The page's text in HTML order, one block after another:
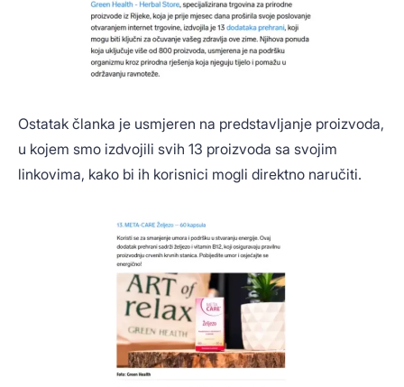
Ostatak članka je usmjeren na predstavljanje proizvoda,
u kojem smo izdvojili svih 13 proizvoda sa svojim
linkovima, kako bi ih korisnici mogli direktno naručiti.